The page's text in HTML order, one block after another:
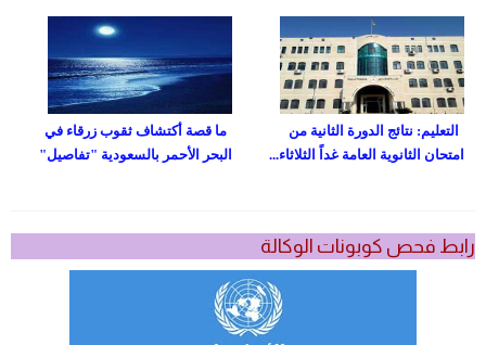
ما قصة أكتشاف ثقوب زرقاء في
البحر الأحمر بالسعودية "تفاصيل"
التعليم: نتائج الدورة الثانية من
امتحان الثانوية العامة غداً الثلاثاء...
رابط فحص كوبونات الوكالة